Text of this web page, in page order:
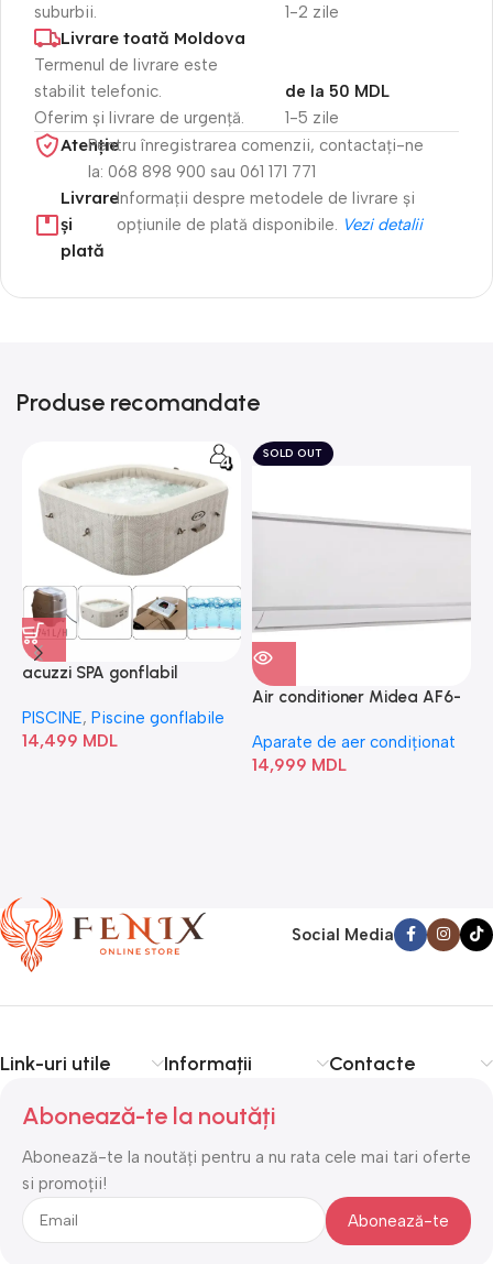
suburbii.
1-2 zile
Livrare toată Moldova
Termenul de livrare este
stabilit telefonic.
Oferim și livrare de urgență.
1-5 zile
de la 50 MDL
Atenție​Pentru înregistrarea comenzii, contactați-ne
la: 068 898 900 sau 061 171 771
Livrare
și
plată
Informații despre metodele de livrare și
opțiunile de plată disponibile. Vezi detalii
Produse recomandate
acuzzi SPA gonflabil
Bubble” 28446
PISCINE, Piscine gonflabile
14,499 MDL
SOLD OUT
Air conditioner Midea AF6-
Aparate de aer condiționat
14,999 MDL
Social Media
Link-uri utile Informații Contacte
Abonează-te la noutăți
Abonează-te la noutăți pentru a nu rata cele mai tari oferte
si promoții!